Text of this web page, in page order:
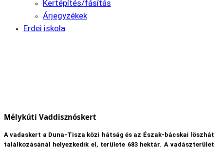
Kertépítés/fásítás
Árjegyzékek
Erdei iskola
Mélykúti Vaddisznóskert
A vadaskert a Duna-Tisza közi hátság és az Észak-bácskai löszhát
találkozásánál helyezkedik el, területe 683 hektár. A vadászterület